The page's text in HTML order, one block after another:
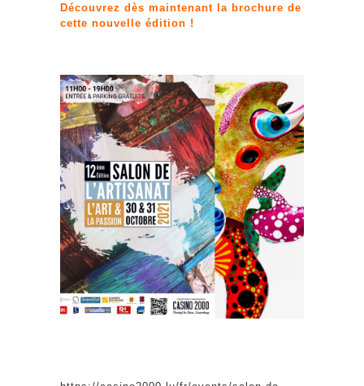
Découvrez dès maintenant la brochure de
cette nouvelle édition !